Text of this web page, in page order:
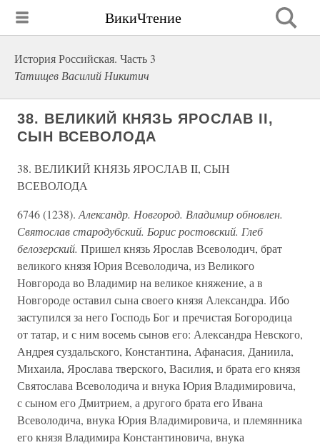
ВикиЧтение
История Российская. Часть 3
Татищев Василий Никитич
38. ВЕЛИКИЙ КНЯЗЬ ЯРОСЛАВ II,
СЫН ВСЕВОЛОДА
38. ВЕЛИКИЙ КНЯЗЬ ЯРОСЛАВ II, СЫН
ВСЕВОЛОДА
6746 (1238). Александр. Новгород. Владимир обновлен.
Святослав стародубский. Борис ростовский. Глеб
белозерский. Пришел князь Ярослав Всеволодич, брат
великого князя Юрия Всеволодича, из Великого
Новгорода во Владимир на великое княжение, а в
Новгороде оставил сына своего князя Александра. Ибо
заступился за него Господь Бог и пречистая Богородица
от татар, и с ним восемь сынов его: Александра Невского,
Андрея суздальского, Константина, Афанасия, Даниила,
Михаила, Ярослава тверского, Василия, и брата его князя
Святослава Всеволодича и внука Юрия Владимировича,
с сыном его Дмитрием, а другого брата его Ивана
Всеволодича, внука Юрия Владимировича, и племянника
его князя Владимира Константиновича, внука